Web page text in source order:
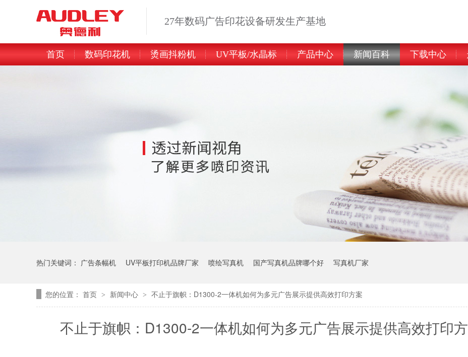
27年数码广告印花设备研发生产基地
首页 数码印花机 烫画抖粉机 UV平板/水晶标 产品中心 新闻百科 下载中心
热门关键词： 广告条幅机 UV平板打印机品牌厂家 喷绘写真机 国产写真机品牌哪个好 写真机厂家
您的位置： 首页 > 新闻中心 > 不止于旗帜：D1300-2一体机如何为多元广告展示提供高效打印方案
不止于旗帜：D1300-2一体机如何为多元广告展示提供高效打印